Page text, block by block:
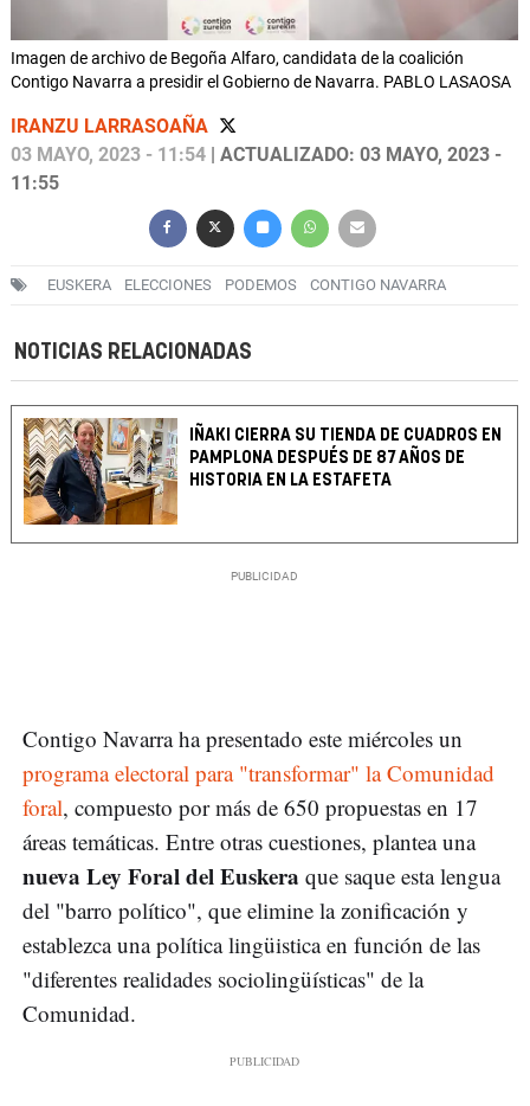
Imagen de archivo de Begoña Alfaro, candidata de la coalición
Contigo Navarra a presidir el Gobierno de Navarra. PABLO LASAOSA
IRANZU LARRASOAÑA
03 MAYO, 2023 - 11:54 | ACTUALIZADO: 03 MAYO, 2023 -
11:55
EUSKERA ELECCIONES PODEMOS CONTIGO NAVARRA
NOTICIAS RELACIONADAS
IÑAKI CIERRA SU TIENDA DE CUADROS EN
PAMPLONA DESPUÉS DE 87 AÑOS DE
HISTORIA EN LA ESTAFETA
Contigo Navarra ha presentado este miércoles un
programa electoral para "transformar" la Comunidad
foral, compuesto por más de 650 propuestas en 17
áreas temáticas. Entre otras cuestiones, plantea una
nueva Ley Foral del Euskera que saque esta lengua
del "barro político", que elimine la zonificación y
establezca una política lingüistica en función de las
"diferentes realidades sociolingüísticas" de la
Comunidad.